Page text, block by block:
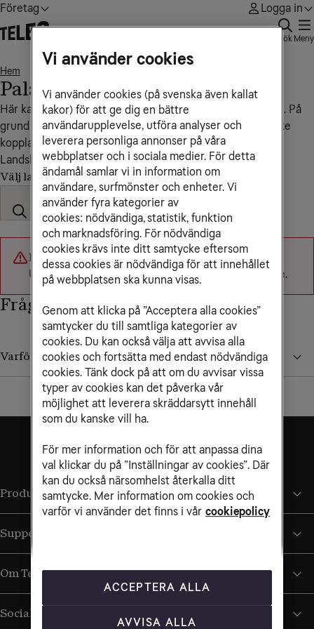
Företag Logga in
Sök Meny
Hem
Palau
Här kan du se vad det kostar att ringa och sms:a till Palau. På
grund av att vi saknar roamingavtal med landet kan du inte
koppla upp mobilen i ett mobilnät där.
Landskod: +680
Välj land
Något gick fel
Utlandspriser kunde inte laddas. Försök igen senare.
Frågor och svar
Varför ser jag inga priser i landet?
Produkter och tjänster
Support
Om Tele2
Sociala medier
Vi använder cookies
Vi använder cookies (på svenska även kallat
kakor) för att ge dig en bättre
användarupplevelse, utföra analyser och
leverera personliga annonser på våra
webbplatser och i sociala medier. För detta
ändamål samlar vi in information om
användare, surfmönster och enheter. Vi
använder fyra kategorier av
cookies: nödvändiga, statistik, funktion
och marknadsföring. För nödvändiga
cookies krävs inte ditt samtycke eftersom
dessa cookies är nödvändiga för att innehållet
på webbplatsen ska kunna visas.
Genom att klicka på ”Acceptera alla cookies”
samtycker du till samtliga kategorier av
cookies. Du kan också välja att avvisa alla
cookies och fortsätta med endast nödvändiga
cookies. Tänk dock på att om du avvisar vissa
typer av cookies kan det påverka vår
möjlighet att leverera skräddarsytt innehåll
som du kanske vill ha.
För mer information och för att anpassa dina
val klickar du på ”Inställningar av cookies”. Där
kan du också närsomhelst återkalla ditt
samtycke. Mer information om cookies och
varför vi använder det finns i vår cookiepolicy
ACCEPTERA ALLA
AVVISA ALLA